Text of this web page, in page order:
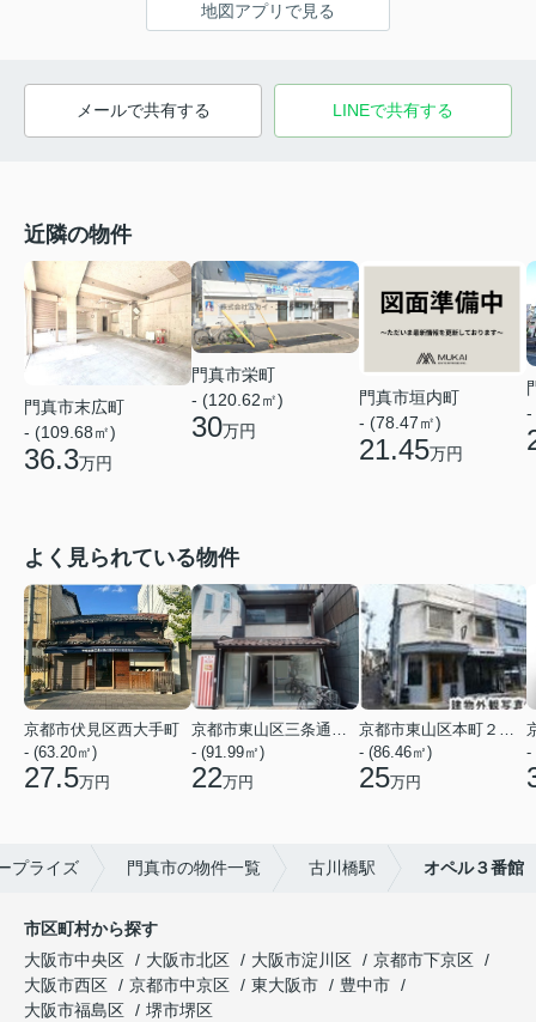
地図アプリで見る
メールで共有する LINEで共有する
近隣の物件
門真市末広町
- (109.68㎡)
36.3万円
門真市栄町
- (120.62㎡)
30万円
門真市垣内町
- (78.47㎡)
21.45万円
-
よく見られている物件
京都市伏見区西大手町
- (63.20㎡)
27.5万円
京都市東山区三条通北裏白川筋西入２丁目東姉小路町
- (91.99㎡)
22万円
京都市東山区本町２２丁目
- (86.46㎡)
25万円
-
プライズ 門真市の物件一覧 古川橋駅 オペル３番館
市区町村から探す
大阪市中央区
大阪市北区 大阪市淀川区
京都市下京区
大阪市西区
京都市中京区 東大阪市
豊中市
大阪市福島区
堺市堺区